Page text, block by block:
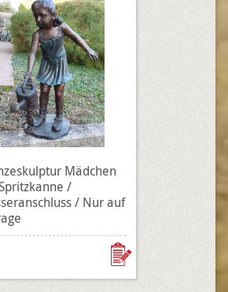
Mädchen
/
/ Nur auf